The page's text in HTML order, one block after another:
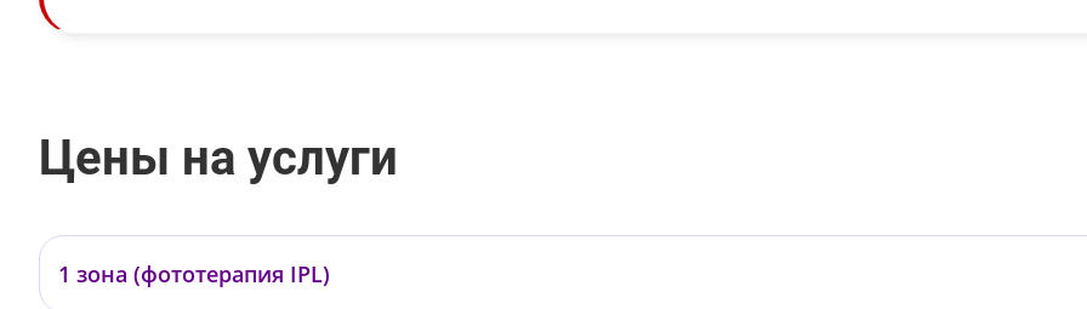
Цены на услуги
1 зона (фототерапия IPL)